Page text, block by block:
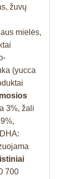
žuvų
mielės,
(yucca
3%, žali
700